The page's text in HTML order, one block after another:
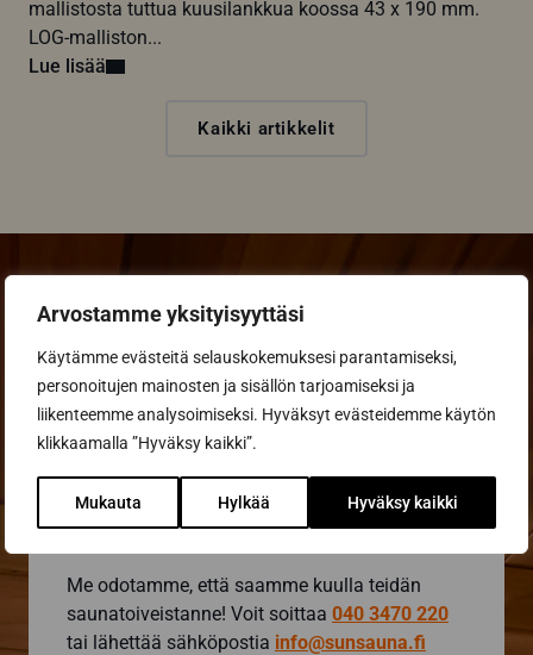
Arvostamme yksityisyyttäsi
Käytämme evästeitä selauskokemuksesi parantamiseksi,
personoitujen mainosten ja sisällön tarjoamiseksi ja
liikenteemme analysoimiseksi. Hyväksyt evästeidemme käytön
klikkaamalla ”Hyväksy kaikki”.
Mukauta Hylkää Hyväksy kaikki
mallistosta tuttua kuusilankkua koossa 43 x 190 mm.
LOG-malliston...
Lue lisää
Kaikki artikkelit
Pyydä tarjous
suunnitteluohjelmalla
Ota yhteyttä sauna-
asiantuntijaan
Me odotamme, että saamme kuulla teidän
saunatoiveistanne! Voit soittaa 040 3470 220
tai lähettää sähköpostia info@sunsauna.fi